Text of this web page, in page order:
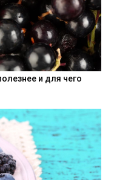
и для чего